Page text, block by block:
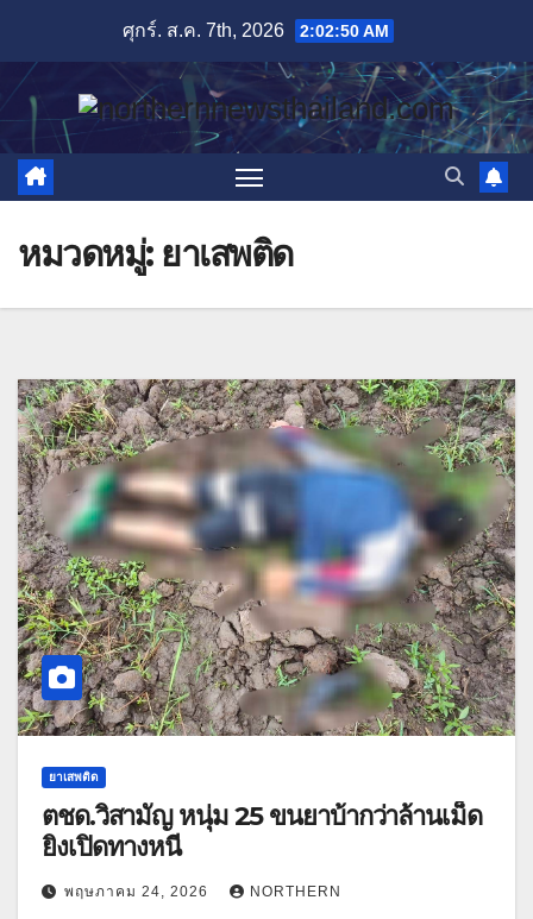
content
ศุกร์. ส.ค. 7th, 2026 2:02:51 AM
หมวดหมู่: ยาเสพติด
ยาเสพติด
ตชด.วิสามัญ หนุ่ม 25 ขนยาบ้ากว่าล้านเม็ด
ยิงเปิดทางหนี
พฤษภาคม 24, 2026 NORTHERN